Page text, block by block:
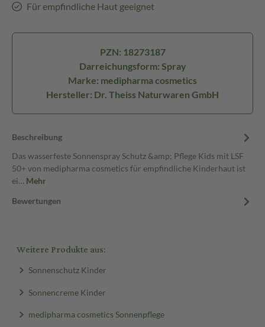
Für empfindliche Haut geeignet
PZN: 18273187
Darreichungsform: Spray
Marke: medipharma cosmetics
Hersteller: Dr. Theiss Naturwaren GmbH
Beschreibung
Das wasserfeste Sonnenspray Schutz &amp; Pflege Kids mit LSF
50+ von medipharma cosmetics für empfindliche Kinderhaut ist
ei… Mehr
Bewertungen
Weitere Produkte aus:
Sonnenschutz Kinder
Sonnencreme Kinder
medipharma cosmetics Sonnenpflege